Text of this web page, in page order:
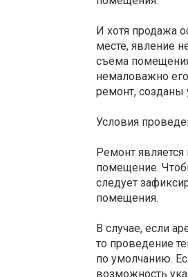
И хотя продажа
месте, явление
съема
немаловажно
ремонт, созданы
Условия
Ремонт
помещение.
следует
помещения.
В случае, если
то проведение
по умолчанию.
возможность